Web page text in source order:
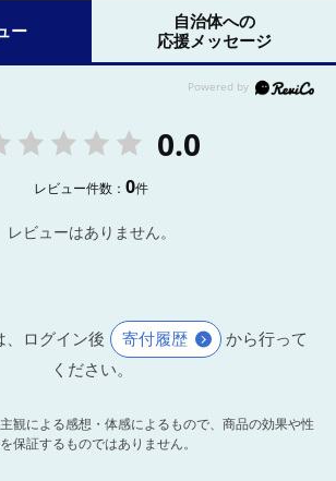
ー
自治体への
応援メッセージ
0.0
レビュー件数：0件
レビューはありません。
、ログイン後 寄付履歴
から行って
ください。
観による感想・体感によるもので、商品の効果や性
保証するものではありません。